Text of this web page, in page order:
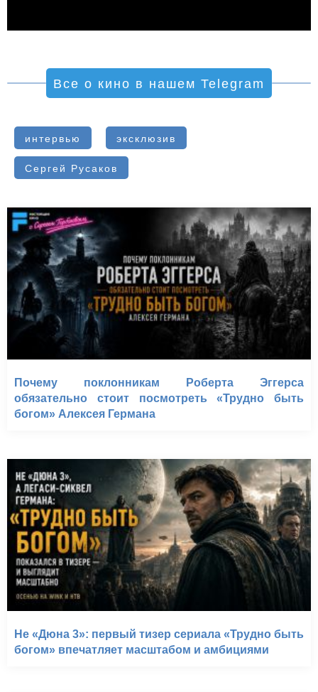
Все о кино в нашем Telegram
интервью эксклюзив
Сергей Русаков
Почему поклонникам Роберта Эггерса
обязательно стоит посмотреть «Трудно быть
богом» Алексея Германа
Не «Дюна 3»: первый тизер сериала «Трудно быть
богом» впечатляет масштабом и амбициями